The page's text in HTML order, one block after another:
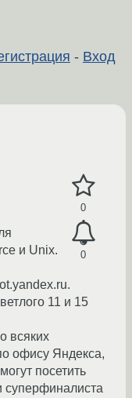
- Вход
0
0
и Unix.
11 и 15
всяких
офису Яндекса,
посетить
суперфиналиста